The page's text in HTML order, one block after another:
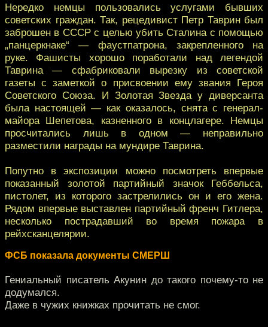
Нередко немцы пользовались услугами бывших
советских граждан. Так, рецедивист Петр Таврин был
заброшен в СССР с целью убить Сталина с помощью
„панцеркнаке“ — фаустпатрона, закрепленного на
руке. Фашисты хорошо поработали над легендой
Таврина — сфабриковали вырезку из советской
газеты с заметкой о присвоении ему звания Героя
Советского Союза. И Золотая Звезда у диверсанта
была настоящей — как оказалось, снята с генерал-
майора Шепетова, казненного в концлагере. Немцы
просчитались лишь в одном — неправильно
разместили награды на мундире Таврина.
Попутно в экспозиции можно посмотреть впервые
показанный золотой партийный значок Геббельса,
пистолет, из которого застрелились он и его жена.
Рядом впервые выставлен партийный френч Гитлера,
несколько пострадавший во время пожара в
рейхсканцелярии.
ФСБ показала документы СМЕРШ
Гениальный писатель Акунин до такого почему-то не
додумался.
Даже в чужих книжках прочитать не смог.